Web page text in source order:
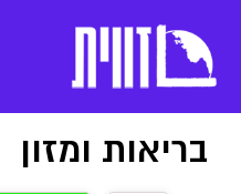
בריאות ומזון